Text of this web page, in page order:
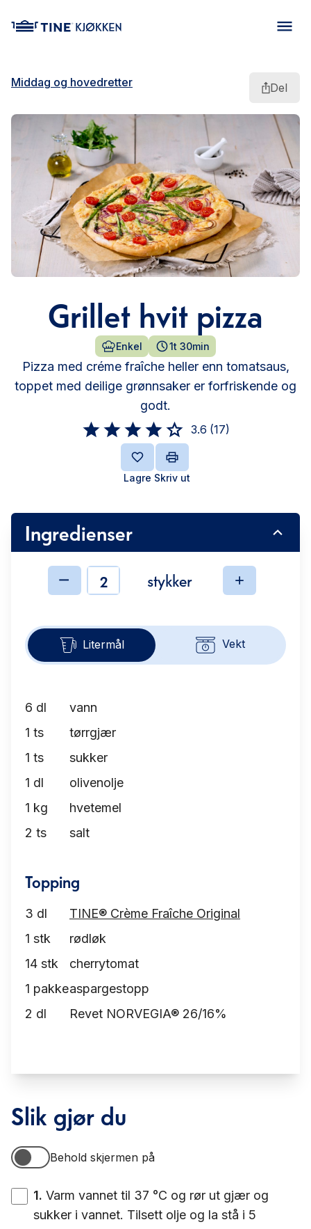
Middag og hovedretter Del
Grillet hvit pizza
Enkel 1t 30min
Pizza med créme fraîche heller enn tomatsaus,
toppet med deilige grønnsaker er forfriskende og
godt.
3.6 (17)
Lagre Skriv ut
Ingredienser
Ingredienserstykker
Litermål Vekt
6 dl
vann
1 ts
tørrgjær
1 ts
sukker
1 dl
olivenolje
1 kg
hvetemel
2 ts salt
Topping
3 dl
TINE® Crème Fraîche Original
1 stk
rødløk
14 stk
cherrytomat
1 pakkeaspargestopp
2 dl Revet NORVEGIA® 26/16%
Slik gjør du
Behold skjermen på
Behold skjermen på
1. Varm vannet til 37 °C og rør ut gjær og
sukker i vannet. Tilsett olje og la stå i 5